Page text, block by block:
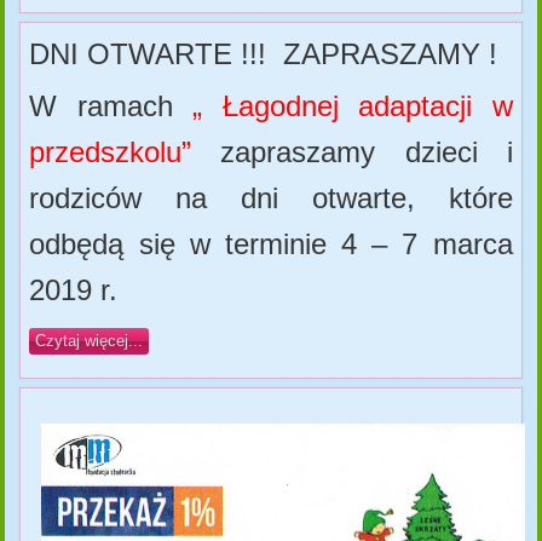
DNI OTWARTE !!! ZAPRASZAMY !
W ramach „ Łagodnej adaptacji w
przedszkolu” zapraszamy dzieci i
rodziców na dni otwarte, które
odbędą się w terminie4 – 7 marca
2019 r.
Czytaj więcej...